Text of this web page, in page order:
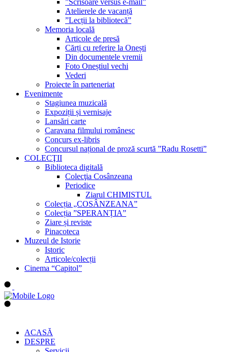
Atelierele de vacanță
”Lecții la bibliotecă”
Memoria locală
Articole de presă
Cărți cu referire la Onești
Din documentele vremii
Foto Oneștiul vechi
Vederi
Proiecte în parteneriat
Evenimente
Stagiunea muzicală
Expoziții și vernisaje
Lansări carte
Caravana filmului românesc
Concurs ex-libris
Concursul național de proză scurtă ”Radu Rosetti”
COLECŢII
Biblioteca digitală
Colecţia Cosânzeana
Periodice
Ziarul CHIMISTUL
Colecția „COSÂNZEANA”
Colecția ”SPERANȚIA”
Ziare și reviste
Pinacoteca
Muzeul de Istorie
Istoric
Articole/colecții
Cinema “Capitol”
ACASĂ
DESPRE